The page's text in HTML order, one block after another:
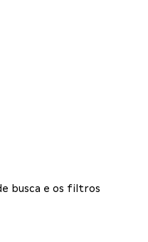
busca e os filtros